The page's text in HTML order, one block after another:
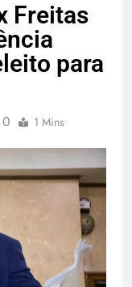
Freitas
para
0 1 Mins